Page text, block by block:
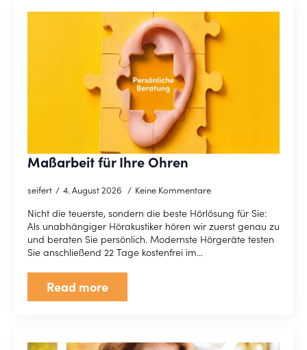
Maßarbeit für Ihre Ohren
seifert 4. August 2026 Keine Kommentare
Nicht die teuerste, sondern die beste Hörlösung für Sie:
Als unabhängiger Hörakustiker hören wir zuerst genau zu
und beraten Sie persönlich. Modernste Hörgeräte testen
Sie anschließend 22 Tage kostenfrei im…
Read more